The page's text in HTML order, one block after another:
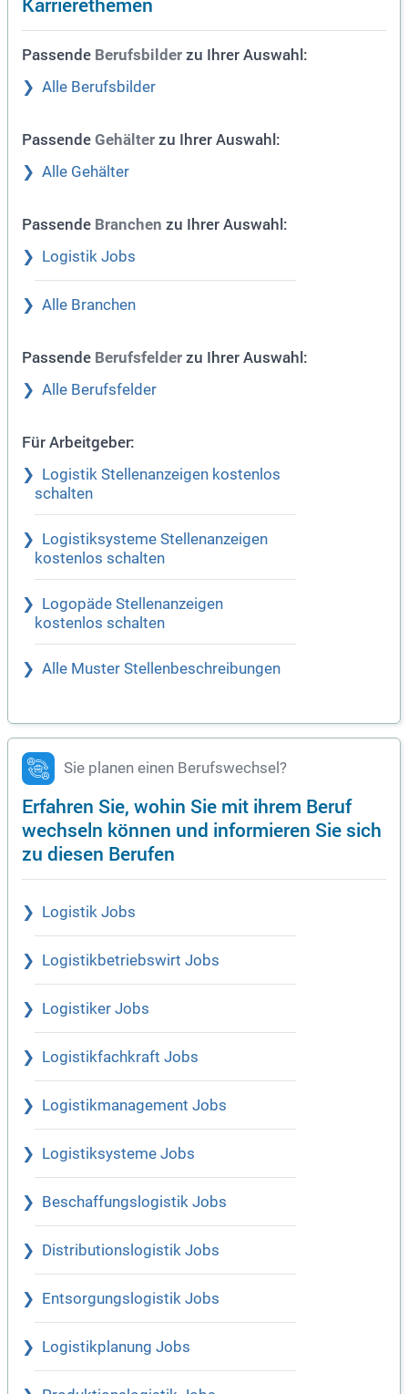
Passende Berufsbilder zu Ihrer Auswahl:
Alle Berufsbilder
Passende Gehälter zu Ihrer Auswahl:
Alle Gehälter
Passende Branchen zu Ihrer Auswahl:
Logistik Jobs
Alle Branchen
Passende Berufsfelder zu Ihrer Auswahl:
Alle Berufsfelder
Für Arbeitgeber:
Logistik Stellenanzeigen kostenlos
schalten
Logistiksysteme Stellenanzeigen
kostenlos schalten
Logopäde Stellenanzeigen
kostenlos schalten
Alle Muster Stellenbeschreibungen
Sie planen einen Berufswechsel?
Erfahren Sie, wohin Sie mit ihrem Beruf
wechseln können und informieren Sie sich
zu diesen Berufen
Logistik Jobs
Logistikbetriebswirt Jobs
Logistiker Jobs
Logistikfachkraft Jobs
Logistikmanagement Jobs
Logistiksysteme Jobs
Beschaffungslogistik Jobs
Distributionslogistik Jobs
Entsorgungslogistik Jobs
Logistikplanung Jobs